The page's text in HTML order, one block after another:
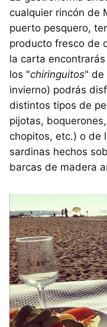
cualquier rincón de
puerto pesquero,
producto fresco de
la carta
los "chiringuitos" de
invierno) podrás
distintos tipos de
pijotas,
chopitos, etc.) o de
sardinas hechos
barcas de madera